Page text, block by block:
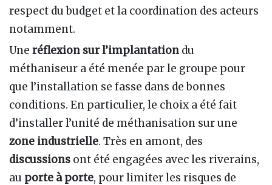
respect du budget et la coordination des acteurs
notamment.
Une réflexion sur l’implantation du
méthaniseur a été menée par le groupe pour
que l’installation se fasse dans de bonnes
conditions. En particulier, le choix a été fait
d’installer l’unité de méthanisation sur une
zone industrielle. Très en amont, des
discussions ont été engagées avec les riverains,
au porte à porte, pour limiter les risques de